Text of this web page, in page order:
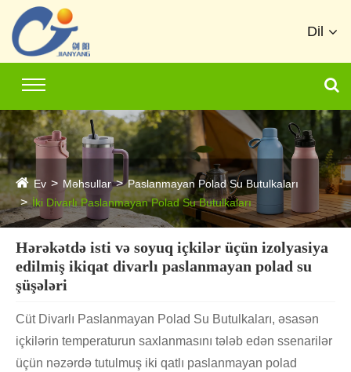
Dil
Ev Məhsullar
Paslanmayan Polad Su Butulkaları
İki Divarlı Paslanmayan Polad Su Butulkaları
Hərəkətdə isti və soyuq içkilər üçün izolyasiya
edilmiş ikiqat divarlı paslanmayan polad su
şüşələri
Cüt Divarlı Paslanmayan Polad Su Butulkaları, əsasən
içkilərin temperaturun saxlanmasını tələb edən ssenarilər
üçün nəzərdə tutulmuş iki qatlı paslanmayan polad